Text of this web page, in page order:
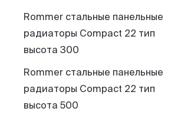
Rommer стальные панельные
радиаторы Compact 22 тип
высота 300
Rommer стальные панельные
радиаторы Compact 22 тип
высота 500